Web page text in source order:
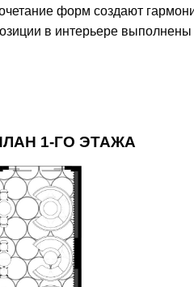
форм создают
в интерьере выполнены
1-ГО ЭТАЖА